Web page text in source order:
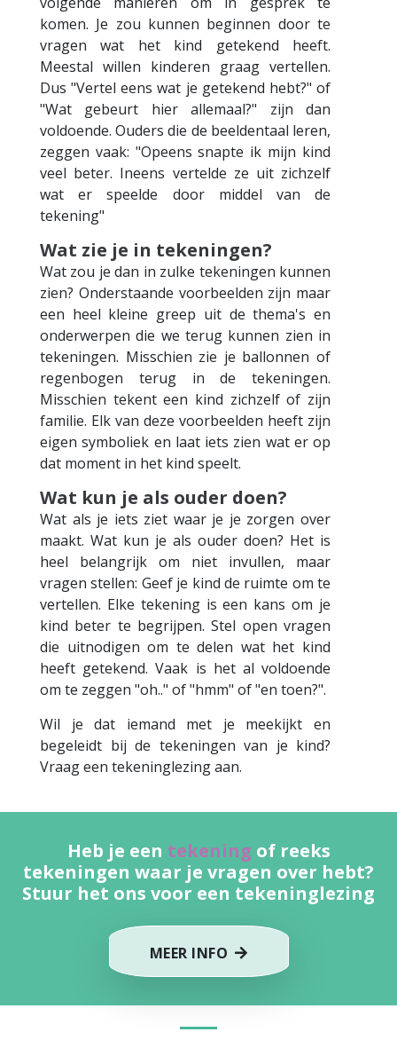
komen. Je zou kunnen beginnen door te
vragen wat het kind getekend heeft.
Meestal willen kinderen graag vertellen.
Dus "Vertel eens wat je getekend hebt?" of
"Wat gebeurt hier allemaal?" zijn dan
voldoende. Ouders die de beeldentaal leren,
zeggen vaak: "Opeens snapte ik mijn kind
veel beter. Ineens vertelde ze uit zichzelf
wat er speelde door middel van de
tekening"
Wat zie je in tekeningen?
Wat zou je dan in zulke tekeningen kunnen
zien? Onderstaande voorbeelden zijn maar
een heel kleine greep uit de thema's en
onderwerpen die we terug kunnen zien in
tekeningen. Misschien zie je ballonnen of
regenbogen terug in de tekeningen.
Misschien tekent een kind zichzelf of zijn
familie. Elk van deze voorbeelden heeft zijn
eigen symboliek en laat iets zien wat er op
dat moment in het kind speelt.
Wat kun je als ouder doen?
Wat als je iets ziet waar je je zorgen over
maakt. Wat kun je als ouder doen? Het is
heel belangrijk om niet invullen, maar
vragen stellen: Geef je kind de ruimte om te
vertellen. Elke tekening is een kans om je
kind beter te begrijpen. Stel open vragen
die uitnodigen om te delen wat het kind
heeft getekend. Vaak is het al voldoende
om te zeggen "oh.." of "hmm" of "en toen?".
Wil je dat iemand met je meekijkt en
begeleidt bij de tekeningen van je kind?
Vraag een tekeninglezing aan.
Heb je een tekening of reeks
tekeningen waar je vragen over hebt?
Stuur het ons voor een tekeninglezing
MEER INFO